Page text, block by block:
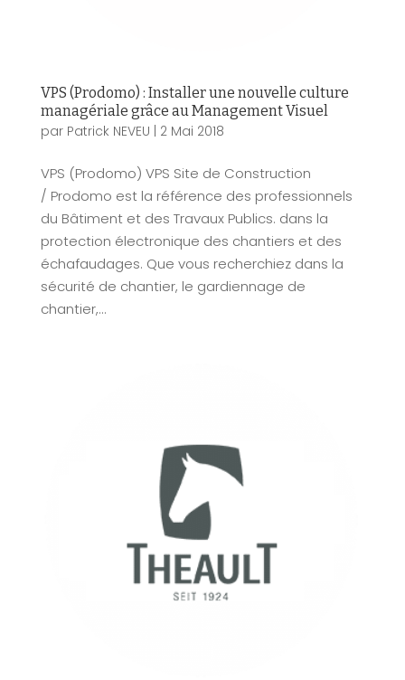
VPS (Prodomo) : Installer une nouvelle culture
managériale grâce au Management Visuel
par Patrick NEVEU 2 Mai 2018
VPS (Prodomo) VPS Site de Construction
/ Prodomo est la référence des professionnels
du Bâtiment et des Travaux Publics. dans la
protection électronique des chantiers et des
échafaudages. Que vous recherchiez dans la
sécurité de chantier, le gardiennage de
chantier,...